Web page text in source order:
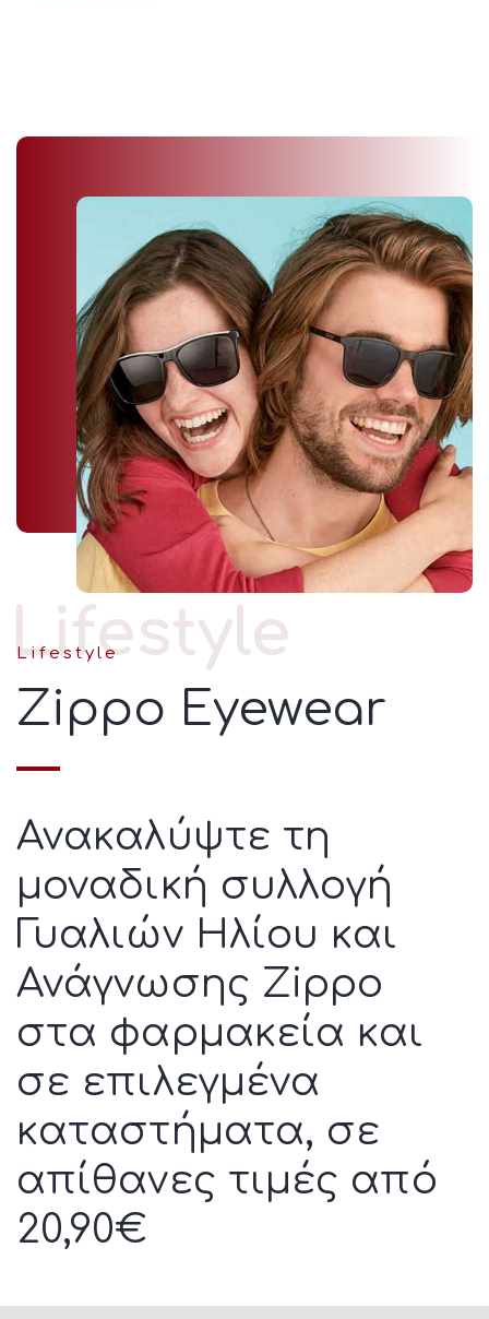
Lifestyle
Lifestyle
Zippo Eyewear
Ανακαλύψτε τη
μοναδική συλλογή
Γυαλιών Ηλίου και
Ανάγνωσης Zippo
στα φαρμακεία και
σε επιλεγμένα
καταστήματα, σε
απίθανες τιμές από
20,90€